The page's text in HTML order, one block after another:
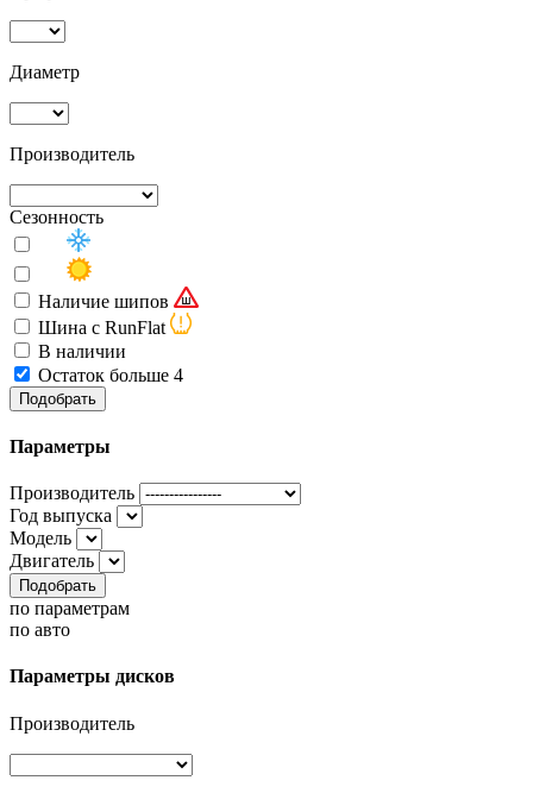
Диаметр
Производитель
Сезонность
Наличие шипов
Шина с RunFlat
В наличии
Остаток больше 4
Подобрать
Параметры
Производитель
Год выпуска
Модель
Двигатель
Подобрать
по параметрам
по авто
Параметры дисков
Производитель